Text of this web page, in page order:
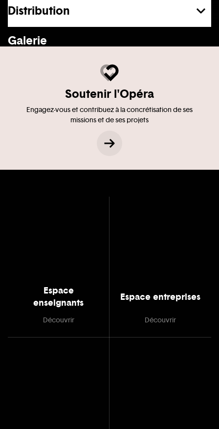
Distribution
Galerie
Soutenir l'Opéra
Engagez-vous et contribuez à la concrétisation de ses
missions et de ses projets
Espace
enseignants
Découvrir
Espace entreprises
Découvrir